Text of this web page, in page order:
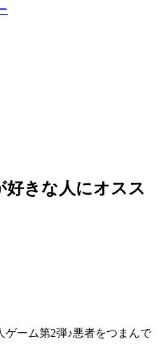
好きな人にオスス
ゲーム第2弾♪悪者をつまんで